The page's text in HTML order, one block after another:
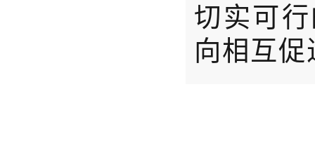
切实可
向相互